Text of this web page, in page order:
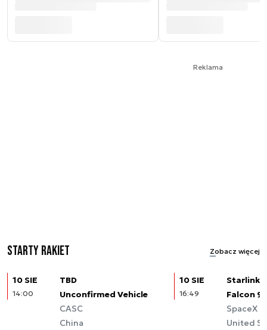
Reklama
Starty rakiet Zobacz więcej
10 SIE
14:00
TBD
Unconfirmed Vehicle
CASC
China
10 SIE
16:49
Starlink
Falcon 9
SpaceX
United